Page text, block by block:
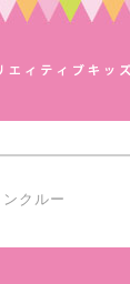
クルー